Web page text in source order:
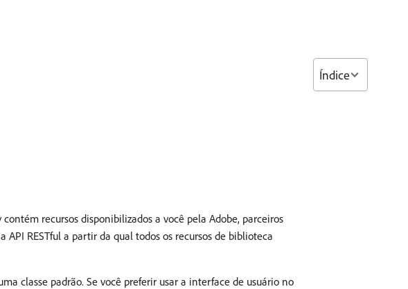
recursos disponibilizados a você pela Adobe, parceiros
RESTful a partir da qual todos os recursos de biblioteca
classe padrão. Se você preferir usar a interface de usuário no
Índice